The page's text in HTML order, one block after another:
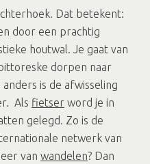
Dat betekent:
door een prachtig
houtwal. Je gaat van
dorpen naar
is de afwisseling
Als fietser word je in
gelegd. Zo is de
netwerk van
van wandelen? Dan